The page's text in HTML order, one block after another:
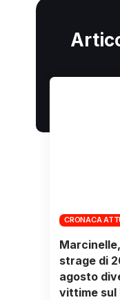
CRONACA
strage di
agosto
vittime sul